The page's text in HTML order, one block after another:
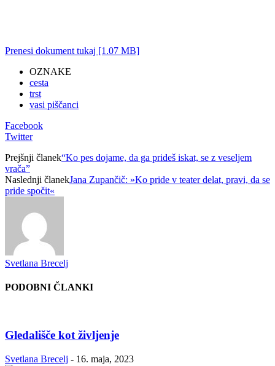
Prenesi dokument tukaj [1.07 MB]
OZNAKE
cesta
trst
vasi piščanci
Facebook
Twitter
Prejšnji članek“Ko pes dojame, da ga prideš iskat, se z veseljem
vrača”
Naslednji članekJana Zupančič: »Ko pride v teater delat, pravi, da se
pride spočit«
Svetlana Brecelj
PODOBNI ČLANKI
Gledališče kot življenje
Svetlana Brecelj - 16. maja, 2023